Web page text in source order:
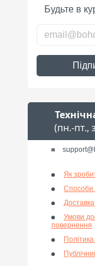
Будьте в
(пн.-пт.,
Як
Способи
Умови
повернення